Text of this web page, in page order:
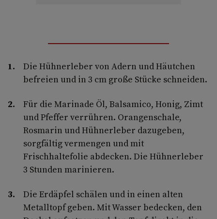
Die Hühnerleber von Adern und Häutchen
befreien und in 3 cm große Stücke schneiden.
Für die Marinade Öl, Balsamico, Honig, Zimt
und Pfeffer verrühren. Orangenschale,
Rosmarin und Hühnerleber dazugeben,
sorgfältig vermengen und mit
Frischhaltefolie abdecken. Die Hühnerleber
3 Stunden marinieren.
Die Erdäpfel schälen und in einen alten
Metalltopf geben. Mit Wasser bedecken, den